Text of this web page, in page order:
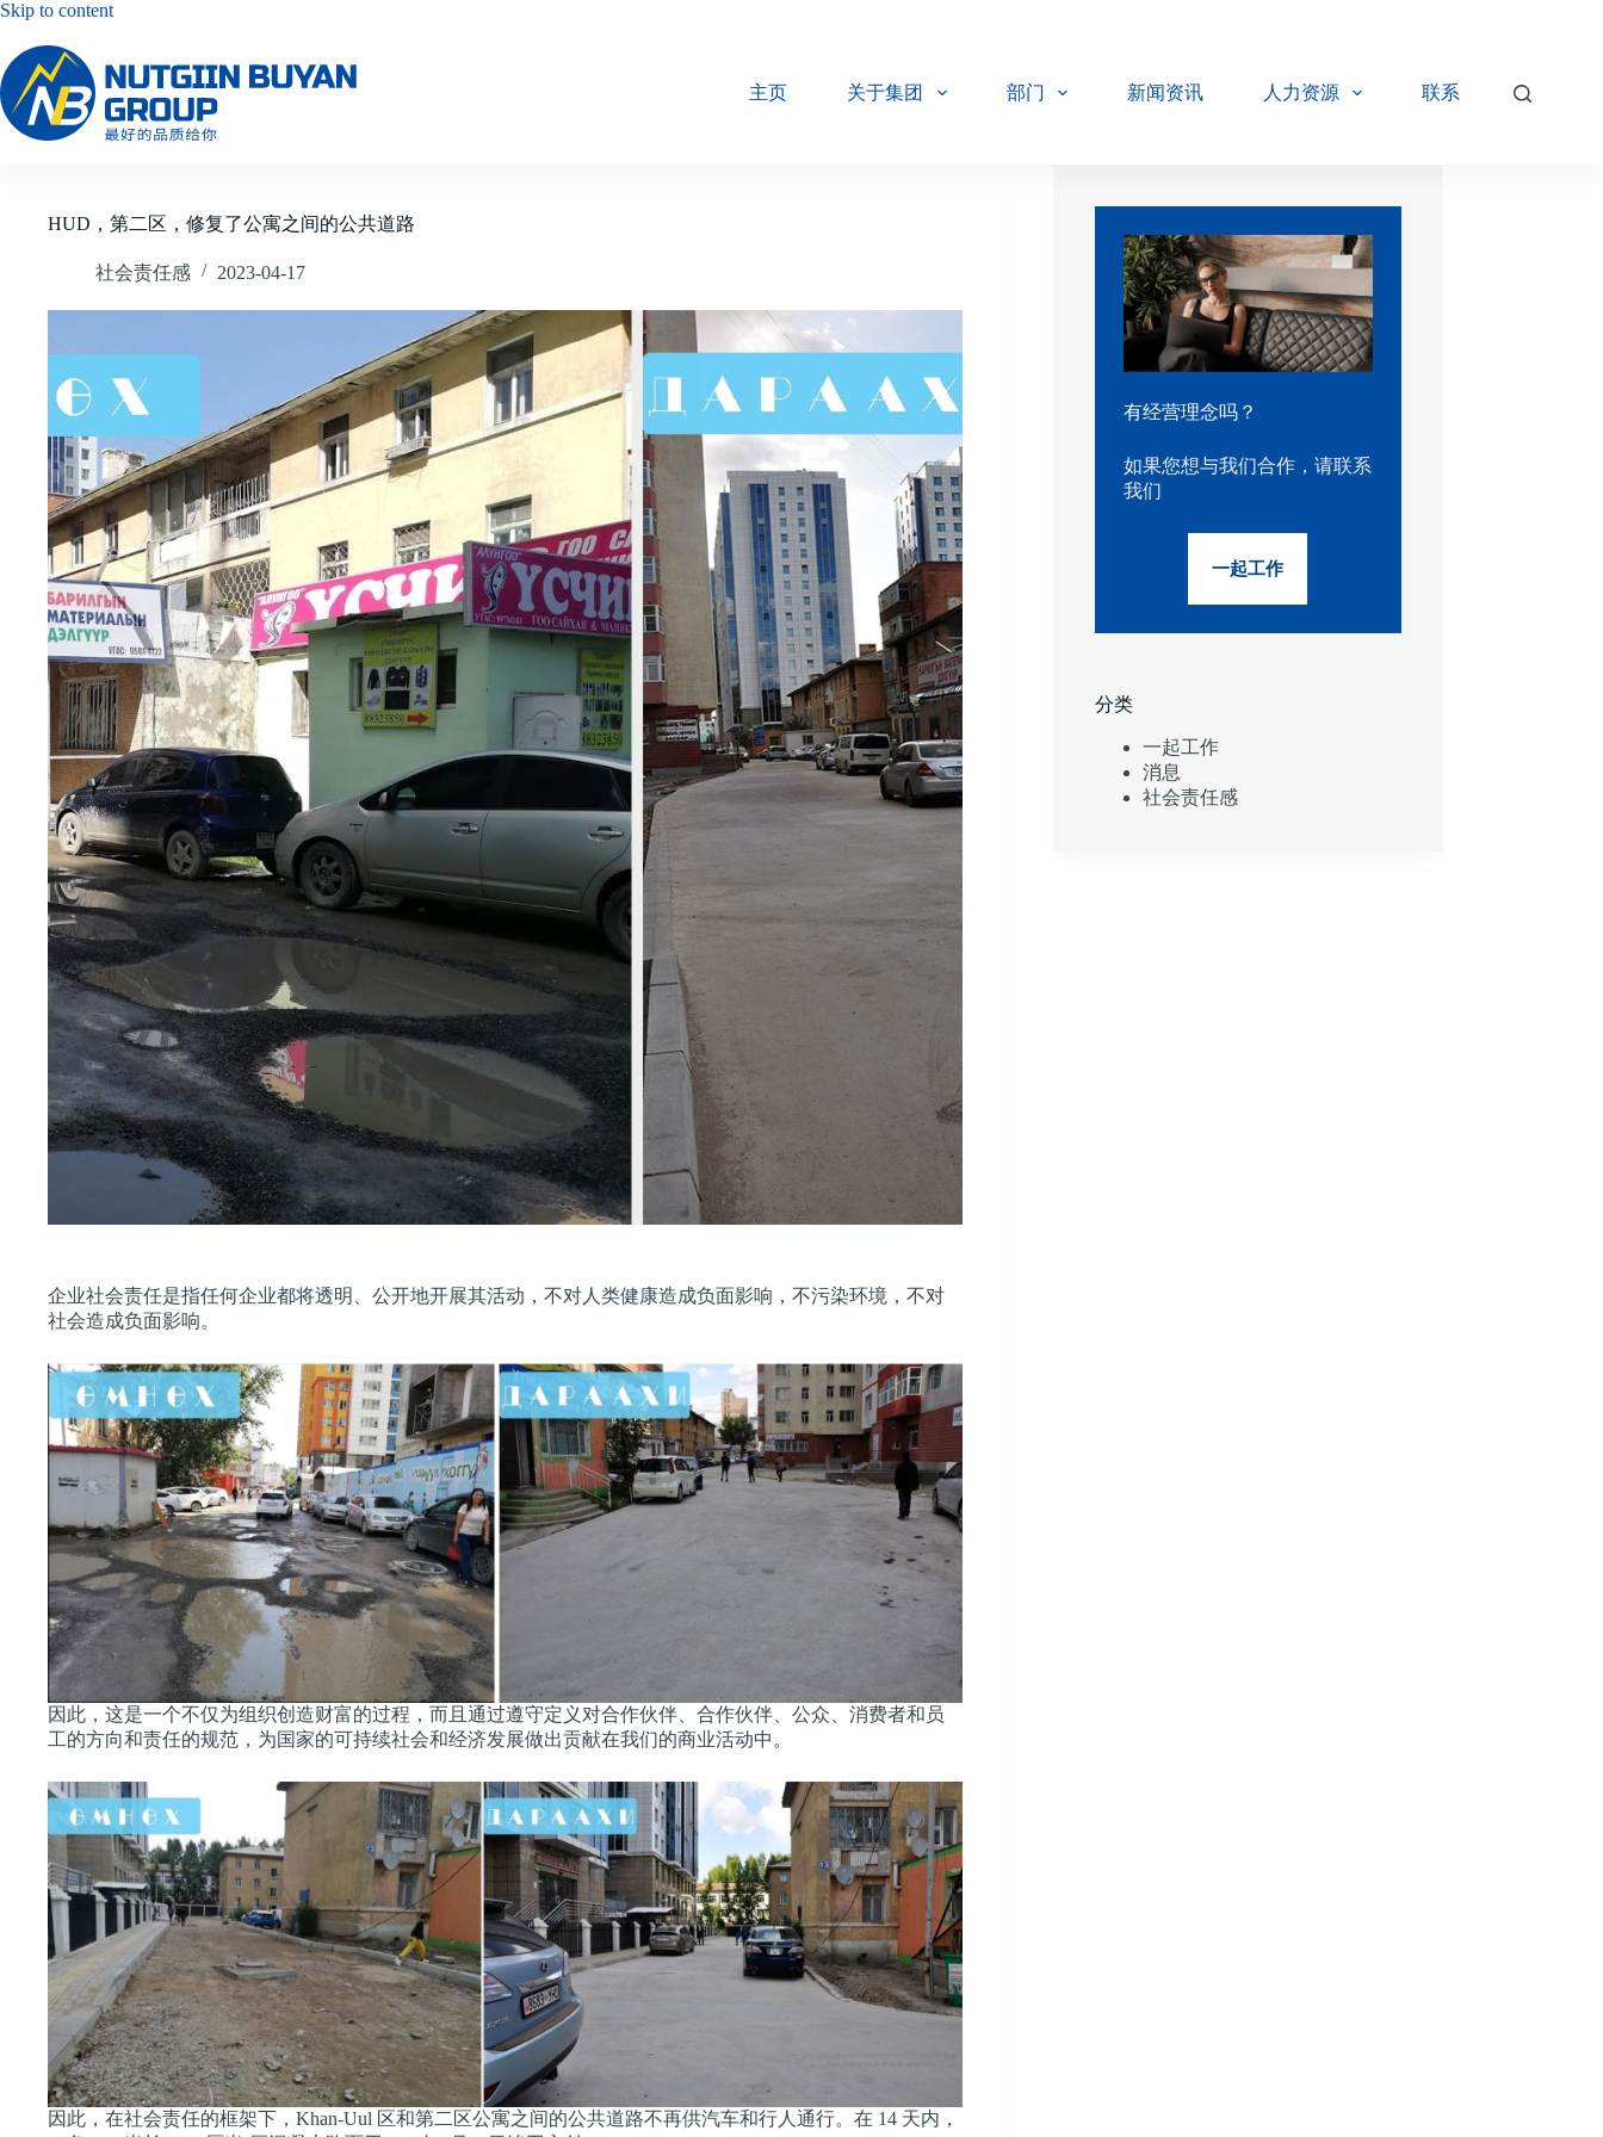
Skip to contentSkip
主页
关于集团 部门 新闻资讯 人力资源 联系
HUD，第二区，修复了公寓之间的公共道路
社会责任感 2023-04-17
企业社会责任是指任何企业都将透明、公开地开展其活动，不对人类健康造成负面影响，不污染环境，不对
社会造成负面影响。
因此，这是一个不仅为组织创造财富的过程，而且通过遵守定义对合作伙伴、合作伙伴、公众、消费者和员
工的方向和责任的规范，为国家的可持续社会和经济发展做出贡献在我们的商业活动中。
因此，在社会责任的框架下，Khan-Uul 区和第二区公寓之间的公共道路不再供汽车和行人通行。在 14 天内，
有经营理念吗？
如果您想与我们合作，请联系
我们
一起工作
分类
一起工作
消息
社会责任感